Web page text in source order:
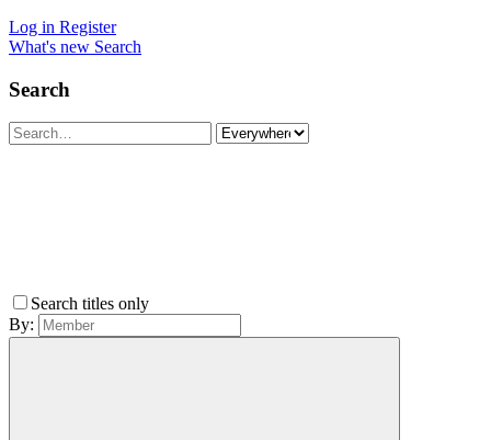
Log in Register
What's new Search
Search
Search titles only
By: